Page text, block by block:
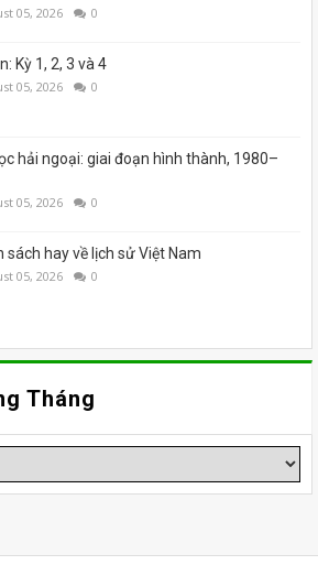
05, 2026 0
Kỳ 1, 2, 3 và 4
05, 2026 0
hải ngoại: giai đoạn hình thành, 1980–
05, 2026 0
sách hay về lịch sử Việt Nam
05, 2026 0
Tháng